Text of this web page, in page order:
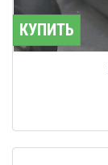
КУПИТЬ